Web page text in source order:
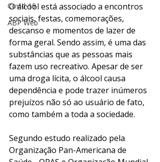
Covid-19
ABP Web
O álcool está associado a encontros
sociais, festas, comemorações,
descanso e momentos de lazer de
forma geral. Sendo assim, é uma das
substâncias que as pessoas mais
fazem uso recreativo. Apesar de ser
uma droga lícita, o álcool causa
dependência e pode trazer inúmeros
prejuízos não só ao usuário de fato,
como também a toda a sociedade.
Segundo estudo realizado pela
Organização Pan-Americana de